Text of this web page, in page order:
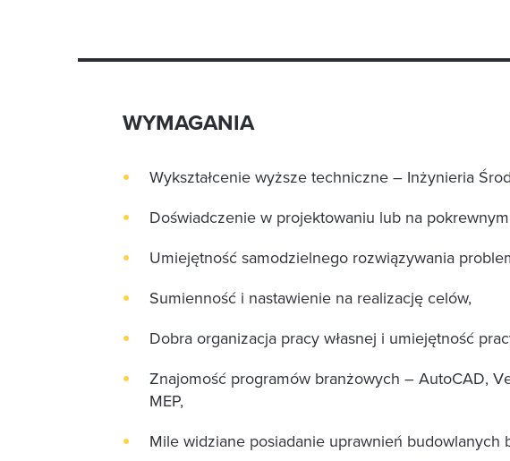
WYMAGANIA
Wykształcenie wyższe techniczne – Inżynieria
Doświadczenie w projektowaniu lub na
Umiejętność samodzielnego rozwiązywania
Sumienność i nastawienie na realizację celów,
Dobra organizacja pracy własnej i umiejętność
Znajomość programów branżowych – AutoCAD,
MEP,
Mile widziane posiadanie uprawnień